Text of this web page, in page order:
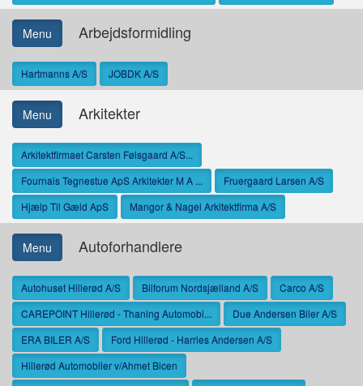
Menu Arbejdsformidling
Hartmanns A/S JOBDK A/S
Menu Arkitekter
Arkitektfirmaet Carsten Følsgaard A/S...
Fournais Tegnestue ApS Arkitekter M A ...
Fruergaard Larsen A/S
Hjælp Til Gæld ApS
Mangor & Nagel Arkitektfirma A/S
Menu Autoforhandlere
Autohuset Hillerød A/S Bilforum Nordsjælland A/S
Carco A/S
CAREPOINT Hillerød - Thaning Automobi...
Due Andersen Biler A/S
ERA BILER A/S
Ford Hillerød - Harries Andersen A/S
Hillerød Automobiler v/Ahmet Bicen